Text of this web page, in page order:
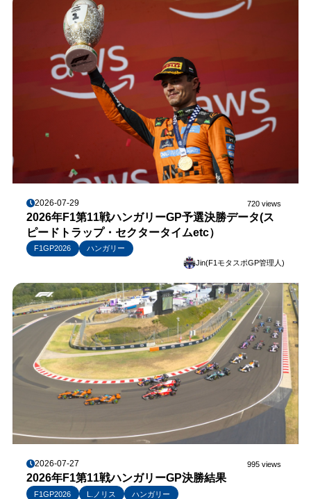
2026-07-29 720 views
2026年F1第11戦ハンガリーGP予選決勝データ(ス
ピードトラップ・セクタータイムetc）
F1GP2026
ハンガリー
Jin(F1モタスポGP管理人)
2026-07-27 995 views
2026年F1第11戦ハンガリーGP決勝結果
F1GP2026 L.ノリス
ハンガリー